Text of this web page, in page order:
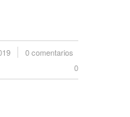
0 comentarios
0